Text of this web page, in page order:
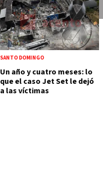
SANTO DOMINGO
Un año y cuatro meses: lo
que el caso Jet Set le dejó
a las víctimas